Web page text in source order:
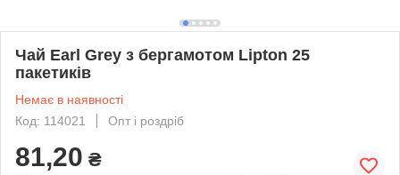
Чай Earl Grey з бергамотом Lipton 25
пакетиків
Немає в наявності
Код: 114021
Опт і роздріб
81,20 ₴